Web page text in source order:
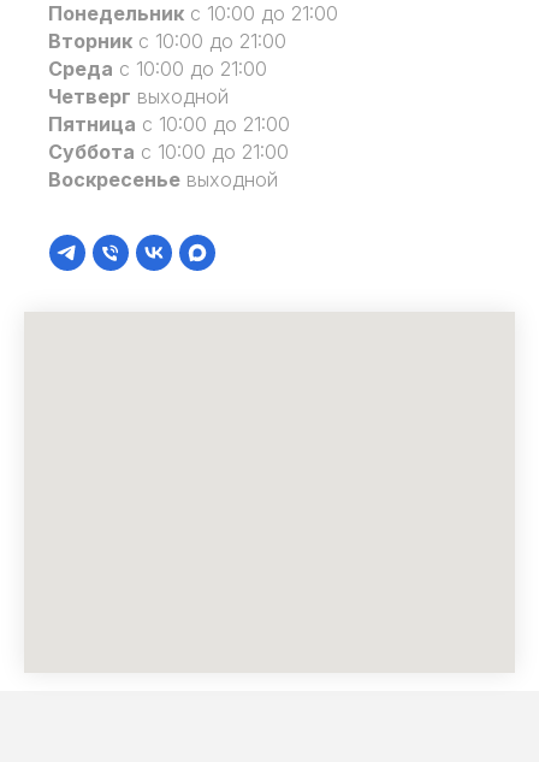
Понедельник с 10:00 до 21:00
Вторник с 10:00 до 21:00
Среда с 10:00 до 21:00
Четверг выходной
Пятница с 10:00 до 21:00
Суббота с 10:00 до 21:00
Воскресенье выходной